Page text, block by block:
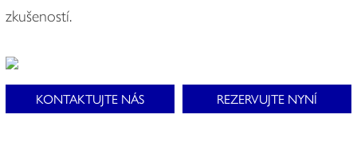
zkušeností.
KONTAKTUJTE NÁS REZERVUJTE NYNÍ